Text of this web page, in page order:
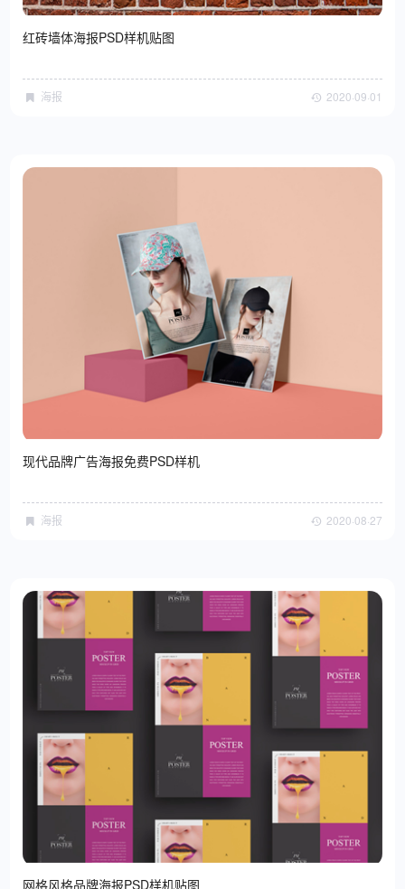
红砖墙体海报PSD样机贴图
海报 2020·09·01
现代品牌广告海报免费PSD样机
海报 2020·08·27
网格风格品牌海报PSD样机贴图